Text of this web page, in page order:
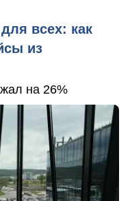
всех: как
из
на 26%